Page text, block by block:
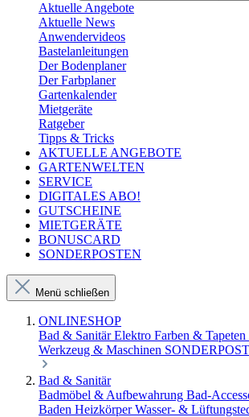
Aktuelle Angebote
Aktuelle News
Anwendervideos
Bastelanleitungen
Der Bodenplaner
Der Farbplaner
Gartenkalender
Mietgeräte
Ratgeber
Tipps & Tricks
AKTUELLE ANGEBOTE
GARTENWELTEN
SERVICE
DIGITALES ABO!
GUTSCHEINE
MIETGERÄTE
BONUSCARD
SONDERPOSTEN
Menü schließen
ONLINESHOP
Bad & SanitärElektro Farben & Tapeten
Werkzeug & Maschinen
Bad & Sanitär
Badmöbel & Aufbewahrung Bad-
Baden HeizkörperWasser- &